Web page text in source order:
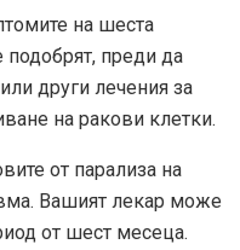
на шеста
преди да
други лечения за
на ракови клетки.
от парализа на
Вашият лекар може
от шест месеца.